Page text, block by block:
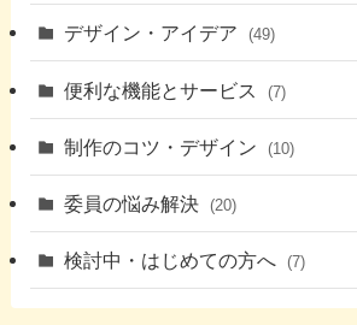
デザイン・アイデア (49)
便利な機能とサービス (7)
制作のコツ・デザイン (10)
委員の悩み解決 (20)
検討中・はじめての方へ (7)